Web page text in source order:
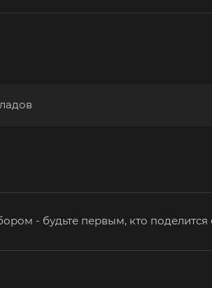
- будьте первым, кто